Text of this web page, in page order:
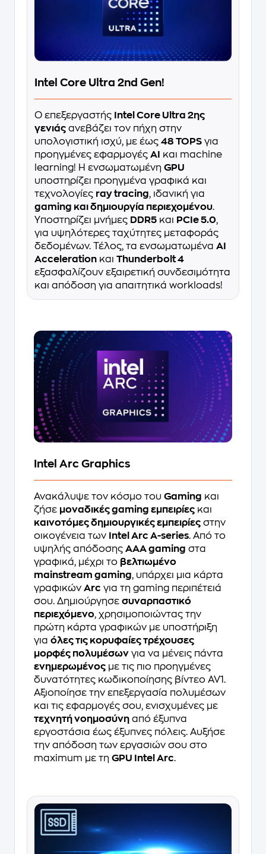
Intel Core Ultra 2nd Gen!
Ο επεξεργαστής
Intel Core Ultra 2ης
γενιάς ανεβάζει τον πήχη στην
υπολογιστική ισχύ, με έως 48 TOPS για
προηγμένες εφαρμογές AI
και machine
learning! Η ενσωματωμένη GPU
υποστηρίζει προηγμένα γραφικά και
τεχνολογίες ray tracing, ιδανική για
gaming και δημιουργία περιεχομένου.
Υποστηρίζει μνήμες DDR5 και PCIe 5.0,
για υψηλότερες ταχύτητες μεταφοράς
δεδομένων. Τέλος, τα ενσωματωμένα AI
Acceleration και Thunderbolt 4
εξασφαλίζουν εξαιρετική συνδεσιμότητα
και απόδοση για απαιτητικά workloads!
Intel Arc Graphics
Ανακάλυψε τον κόσμο του Gaming και
ζήσε μοναδικές gaming εμπειρίες και
καινοτόμες δημιουργικές εμπειρίες στην
οικογένεια των
Intel Arc A-series. Από το
υψηλής απόδοσης AAA gaming στα
γραφικά, μέχρι το βελτιωμένο
mainstream gaming, υπάρχει μια κάρτα
γραφικών Arc για τη gaming περιπέτειά
σου. Δημιούργησε συναρπαστικό
περιεχόμενο, χρησιμοποιώντας την
πρώτη κάρτα γραφικών με υποστήριξη
για όλες τις κορυφαίες τρέχουσες
μορφές πολυμέσων για να μένεις πάντα
ενημερωμένος με τις πιο προηγμένες
δυνατότητες κωδικοποίησης βίντεο AV1.
Αξιοποίησε την επεξεργασία πολυμέσων
και τις εφαρμογές σου, ενισχυμένες με
τεχνητή νοημοσύνη από έξυπνα
εργοστάσια έως έξυπνες πόλεις. Αυξήσε
την απόδοση των εργασιών σου στο
maximum με τη GPU Intel Arc.